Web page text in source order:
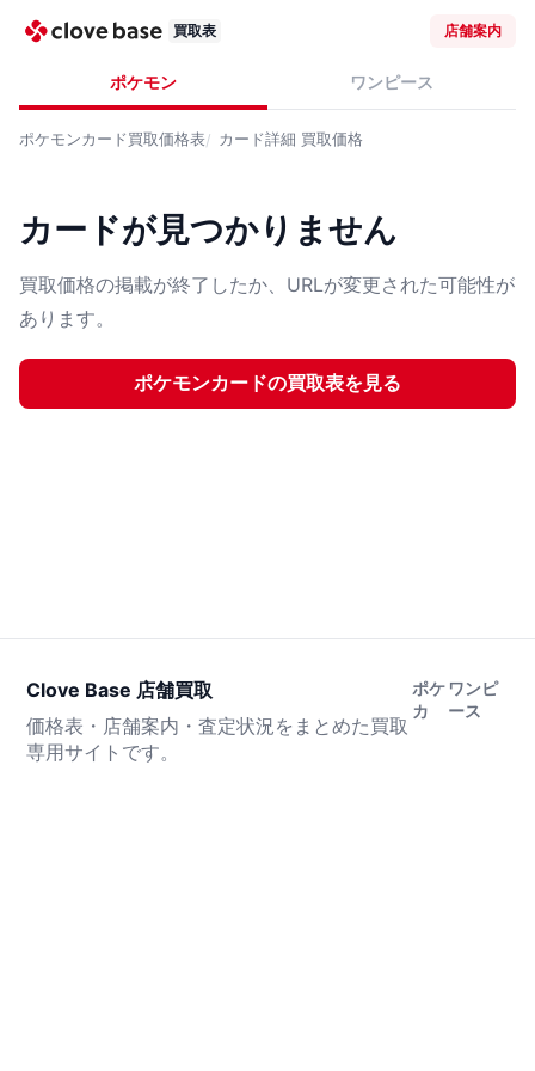
買取表 店舗案内
ポケモン ワンピース
ポケモンカード買取価格表 カード詳細 買取価格
カードが見つかりません
買取価格の掲載が終了したか、URLが変更された可能性が
あります。
ポケモンカードの買取表を見る
Clove Base 店舗買取
価格表・店舗案内・査定状況をまとめた買取
専用サイトです。
ポケ
カ
ワンピ
ース